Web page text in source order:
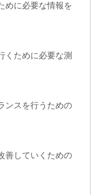
めに必要な情報を
くために必要な測
ンスを行うための
善していくための